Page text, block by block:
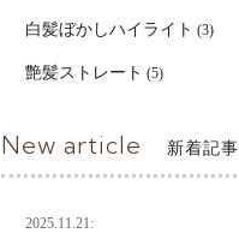
白髪ぼかしハイライト (3)
艶髪ストレート (5)
New article 新着記事
2025.11.21: